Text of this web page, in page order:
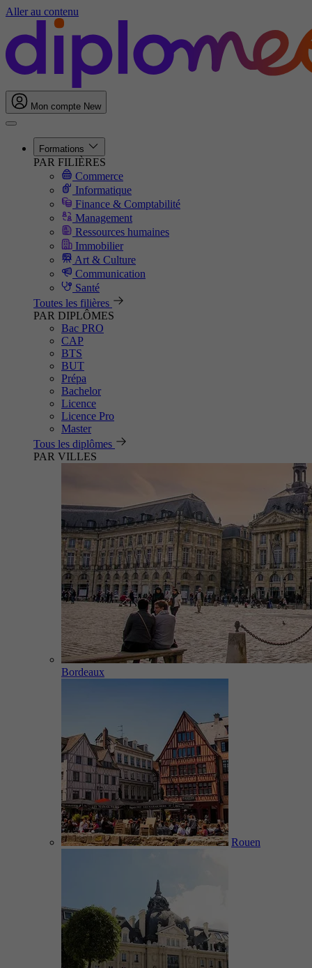
Aller au contenu
Mon compte New
Formations
PAR FILIÈRES
Commerce
Informatique
Finance & Comptabilité
Management
Ressources humaines
Immobilier
Art & Culture
Communication
Santé
Toutes les filières
PAR DIPLÔMES
Bac PRO
CAP
BTS
BUT
Prépa
Bachelor
Licence
Licence Pro
Master
Tous les diplômes
PAR VILLES
Bordeaux
Rouen